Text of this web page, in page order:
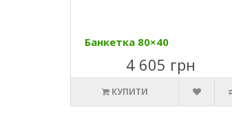
Банкетка 80×40
4 605 грн
КУПИТИ